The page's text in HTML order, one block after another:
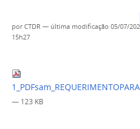
porCTDR — última modificação 05/07/
15h27
— 123 KB